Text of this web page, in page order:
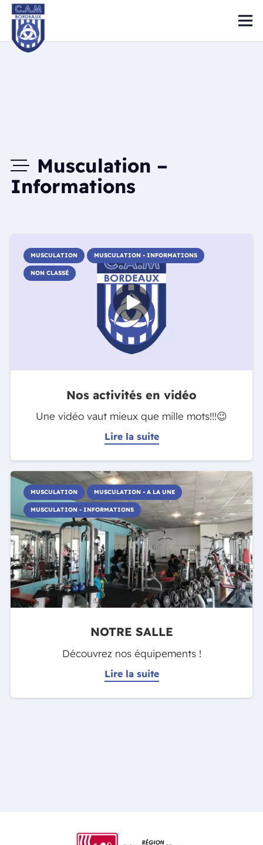
Musculation –
Informations
MUSCULATION MUSCULATION - INFORMATIONS
NON CLASSÉ
Nos activités en vidéo
Une vidéo vaut mieux que mille mots!!!😉
Lire la suite
MUSCULATION MUSCULATION - A LA UNE
MUSCULATION - INFORMATIONS
NOTRE SALLE
Découvrez nos équipements !
Lire la suite